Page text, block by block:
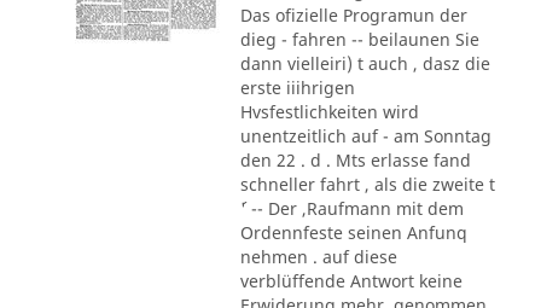
Das ofizielle Programun der
dieg - fahren -- beilaunen Sie
dann vielleiri) t auch , dasz die
erste iiihrigen
Hvsfestlichkeiten wird
unentzeitlich auf - am Sonntag
den 22 . d . Mts erlasse fand
schneller fahrt , als die zweite t
´' -- Der ,Raufmann mit dem
Ordennfeste seinen Anfunq
nehmen . auf diese
verblüffende Antwort keine